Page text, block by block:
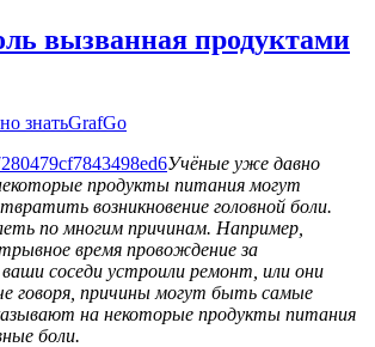
вызванная продуктами
знатьGrafGo
Учёные уже давно
продукты питания могут
возникновение головной боли.
по многим причинам. Например,
время провождение за
соседи устроили ремонт, или они
говоря, причины могут быть самые
на некоторые продукты питания
боли.